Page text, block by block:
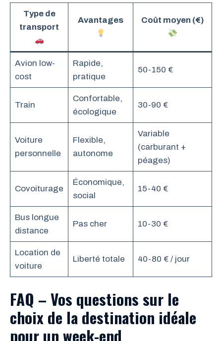
Type de
transport
Avantages Coût moyen (€)
Avion low-
cost
Rapide,
pratique
50-150 €
Train
Confortable,
écologique
30-90 €
Voiture
personnelle
Flexible,
autonome
Variable
(carburant +
péages)
Covoiturage
Économique,
social
15-40 €
Bus longue
distance
Pas cher 10-30 €
Location de
voiture
Liberté totale 40-80 € / jour
FAQ – Vos questions sur le
choix de la destination idéale
pour un week-end